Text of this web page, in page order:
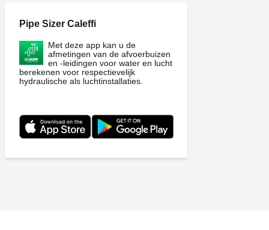
Pipe Sizer Caleffi
Met deze app kan u de
afmetingen van de afvoerbuizen
en -leidingen voor water en lucht
berekenen voor respectievelijk
hydraulische als luchtinstallaties.